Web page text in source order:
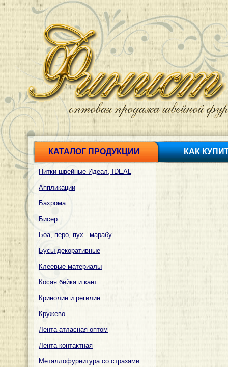
КАТАЛОГ ПРОДУКЦИИ КАК
Нитки швейные Идеал, IDEAL
Аппликации
Бахрома
Бисер
Боа, перо, пух - марабу
Бусы декоративные
Клеевые материалы
Косая бейка и кант
Кринолин и регилин
Кружево
Лента атласная оптом
Лента контактная
Металлофурнитура со стразами